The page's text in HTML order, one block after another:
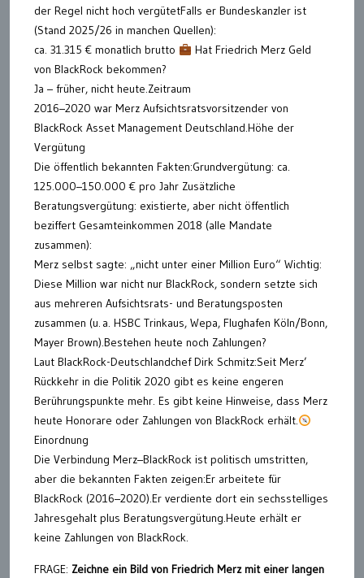
der Regel nicht hoch vergütetFalls er Bundeskanzler ist
(Stand 2025/26 in manchen Quellen):
ca. 31.315 € monatlich brutto
Hat Friedrich Merz Geld
von BlackRock bekommen?
Ja – früher, nicht heute.Zeitraum
2016–2020 war Merz Aufsichtsratsvorsitzender von
BlackRock Asset Management Deutschland.Höhe der
Vergütung
Die öffentlich bekannten Fakten:Grundvergütung: ca.
125.000–150.000 € pro Jahr Zusätzliche
Beratungsvergütung: existierte, aber nicht öffentlich
beziffert Gesamteinkommen 2018 (alle Mandate
zusammen):
Merz selbst sagte: „nicht unter einer Million Euro“ Wichtig:
Diese Million war nicht nur BlackRock, sondern setzte sich
aus mehreren Aufsichtsrats- und Beratungsposten
zusammen (u. a. HSBC Trinkaus, Wepa, Flughafen Köln/Bonn,
Mayer Brown).Bestehen heute noch Zahlungen?
Laut BlackRock-Deutschlandchef Dirk Schmitz:Seit Merz’
Rückkehr in die Politik 2020 gibt es keine engeren
Berührungspunkte mehr. Es gibt keine Hinweise, dass Merz
heute Honorare oder Zahlungen von BlackRock erhält.
Einordnung
Die Verbindung Merz–BlackRock ist politisch umstritten,
aber die bekannten Fakten zeigen:Er arbeitete für
BlackRock (2016–2020).Er verdiente dort ein sechsstelliges
Jahresgehalt plus Beratungsvergütung.Heute erhält er
keine Zahlungen von BlackRock.
FRAGE: Zeichne ein Bild von Friedrich Merz mit einer langen